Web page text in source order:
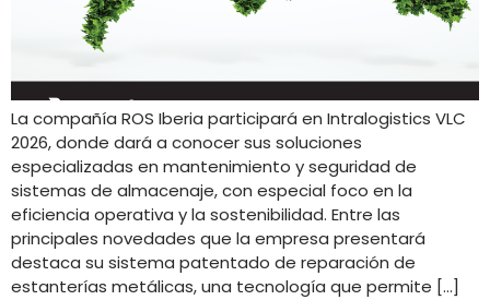
La compañía ROS Iberia participará en Intralogistics VLC
2026, donde dará a conocer sus soluciones
especializadas en mantenimiento y seguridad de
sistemas de almacenaje, con especial foco en la
eficiencia operativa y la sostenibilidad. Entre las
principales novedades que la empresa presentará
destaca su sistema patentado de reparación de
estanterías metálicas, una tecnología que permite […]